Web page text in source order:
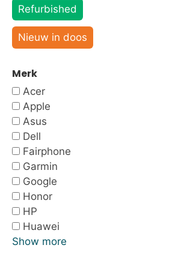
Refurbished
Nieuw in doos
Merk
Acer
Apple
Asus
Dell
Fairphone
Garmin
Google
Honor
HP
Huawei
Show more